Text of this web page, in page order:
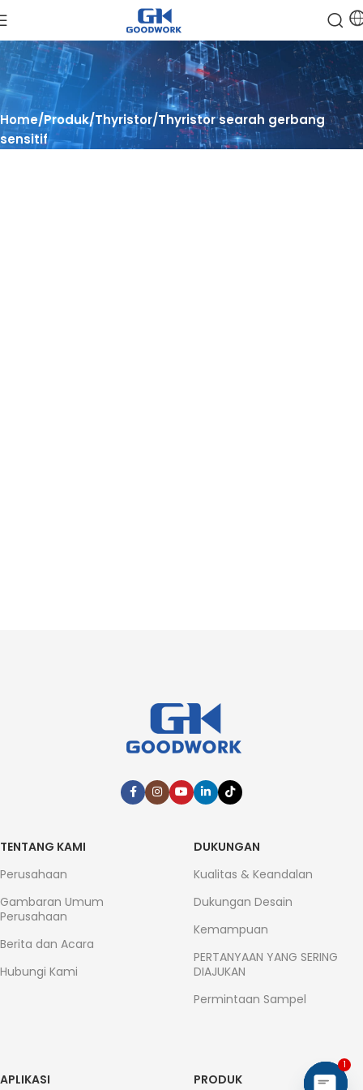
Home Produk Thyristor Thyristor searah gerbang
sensitif
TENTANG KAMI
Perusahaan
Gambaran Umum
Perusahaan
Berita dan Acara
Hubungi Kami
DUKUNGAN
Kualitas & Keandalan
Dukungan Desain
Kemampuan
PERTANYAAN YANG SERING
DIAJUKAN
Permintaan Sampel
APLIKASI PRODUK
1